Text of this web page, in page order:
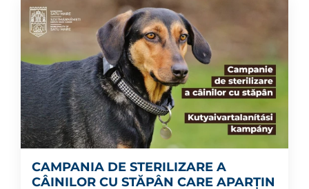
CAMPANIA DE STERILIZARE A
CÂINILOR CU STĂPÂN CARE APARȚIN